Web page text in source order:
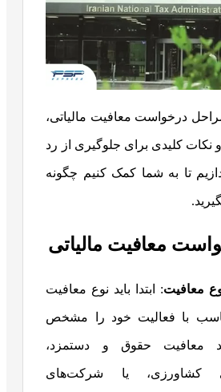
درخواست معافیت مالیاتی،
نکات کلیدی برای جلوگیری از رد
تا به شما کمک کنیم چگونه
معافیت مالیاتی
معافیت: ابتدا باید نوع معافیت
با فعالیت خود را مشخص
معافیت حقوق و دستمزد،
کشاورزی، یا شرکت‌های